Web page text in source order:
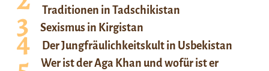
Traditionen in Tadschikistan
Sexismus in Kirgistan
Der Jungfräulichkeitskult in Usbekistan
Wer ist der Aga Khan und wofür ist er